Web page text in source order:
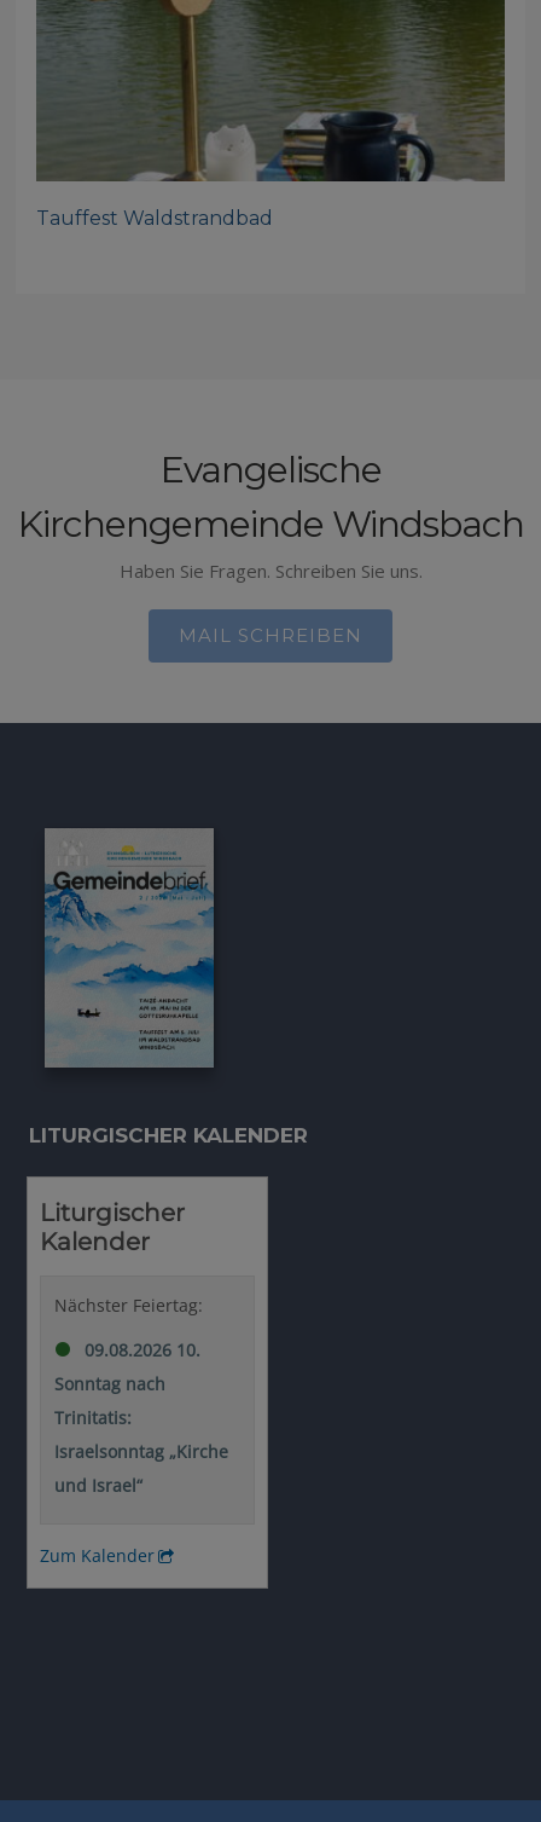
Tauffest Waldstrandbad
Evangelische
Kirchengemeinde Windsbach
Haben Sie Fragen. Schreiben Sie uns.
MAIL SCHREIBEN
LITURGISCHER KALENDER